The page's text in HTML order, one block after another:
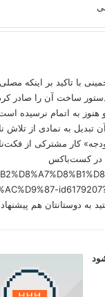
با تاکید بر اینکه
ساخت آن را صادر
به اتمام نرسیده
تبدیل به نمادی از
کار مشترکی از
در کست‌باکس
به دوستانتان هم پیشنهاد